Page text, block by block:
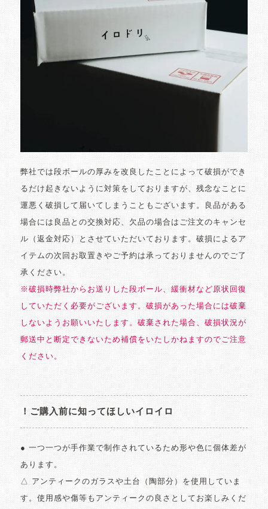
弊社では段ボールの厚みを改良したことによって破損ができ
るだけ起きないように対策をしておりますが、残念なことに
運悪く破損して届いてしまうこともございます。良品がある
場合には良品との交換対応、欠品の場合はご注文のキャンセ
ル（返金対応）とさせていただいております。破損によるア
イテムの次回お取置きやご予約は承っておりませんのでご了
承ください。
※破損時弊社からお送りした段ボール、緩衝材など原状回復
していただく必要がございます。破損があった場合には破棄
しないようお願いいたします。破棄された場合、破損状況が
郵送中と断定できないため補償をいたしかねますのでご注意
ください。
！ご購入前に知ってほしいイロイロ
● 一つ一つが手作業で制作されているため形や色に個体差が
あります。
△ アンティークのガラスや土台（陶部分）を使用していま
す。使用感や傷等もアンティークの良さとしてお楽しみくだ